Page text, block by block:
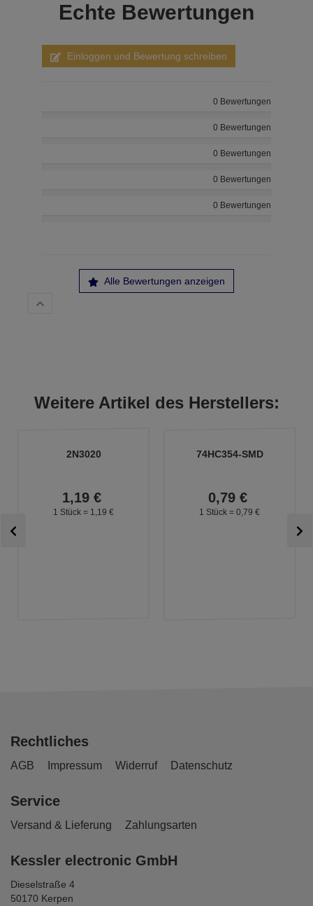
Echte Bewertungen
Einloggen und Bewertung schreiben
0 Bewertungen
0 Bewertungen
0 Bewertungen
0 Bewertungen
0 Bewertungen
Alle Bewertungen anzeigen
Weitere Artikel des Herstellers:
2N3020
1,19 €
1 Stück = 1, 19 €
74HC354-SMD
0,79 €
1 Stück = 0, 79 €
Rechtliches
AGB Impressum Widerruf Datenschutz
Service
Versand & Lieferung Zahlungsarten
Kessler electronic GmbH
Dieselstraße 4
50170 Kerpen